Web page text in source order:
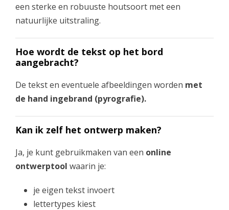
een sterke en robuuste houtsoort met een
natuurlijke uitstraling.
Hoe wordt de tekst op het bord
aangebracht?
De tekst en eventuele afbeeldingen worden met
de hand ingebrand (pyrografie).
Kan ik zelf het ontwerp maken?
Ja, je kunt gebruikmaken van een online
ontwerptool waarin je:
je eigen tekst invoert
lettertypes kiest